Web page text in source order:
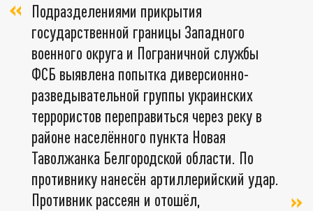
Подразделениями прикрытия
государственной границы Западного
военного округа и Пограничной службы
ФСБ выявлена попытка диверсионно-
разведывательной группы украинских
террористов переправиться через реку в
районе населённого пункта Новая
Таволжанка Белгородской области. По
противнику нанесён артиллерийский удар.
Противник рассеян и отошёл,